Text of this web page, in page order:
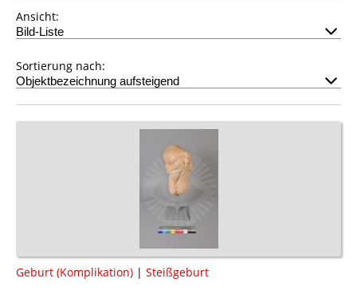
Ansicht:
Sortierung nach:
Geburt (Komplikation) | Steißgeburt